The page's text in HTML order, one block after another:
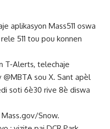
aplikasyon Mass511 oswa
511 tou pou konnen
T-Alerts, telechaje
sou X. Sant apèl
soti 6è30 rive 8è diswa
Snow.